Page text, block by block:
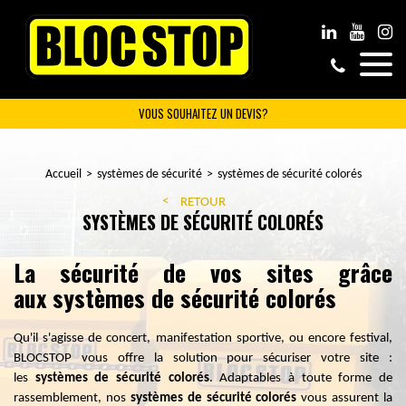
VOUS SOUHAITEZ UN DEVIS?
Accueil systèmes de sécurité systèmes de sécurité colorés
RETOUR
SYSTÈMES DE SÉCURITÉ COLORÉS
La sécurité de vos sites grâce
aux systèmes de sécurité colorés
Qu'il s'agisse de concert, manifestation sportive, ou encore festival,
BLOCSTOP vous offre la solution pour sécuriser votre site :
les systèmes de sécurité colorés. Adaptables à toute forme de
rassemblement, nos systèmes de sécurité colorés vousassurent la